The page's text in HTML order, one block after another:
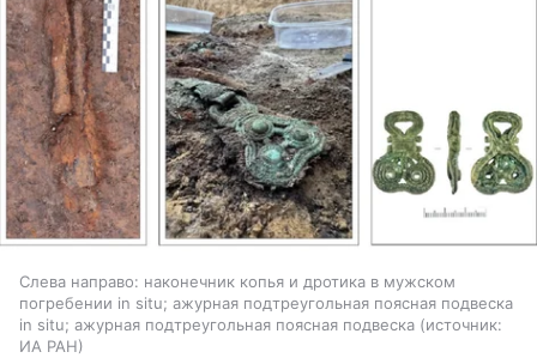
Слева направо: наконечник копья и дротика в мужском
погребении in situ; ажурная подтреугольная поясная подвеска
in situ; ажурная подтреугольная поясная подвеска
источник:
ИА РАН